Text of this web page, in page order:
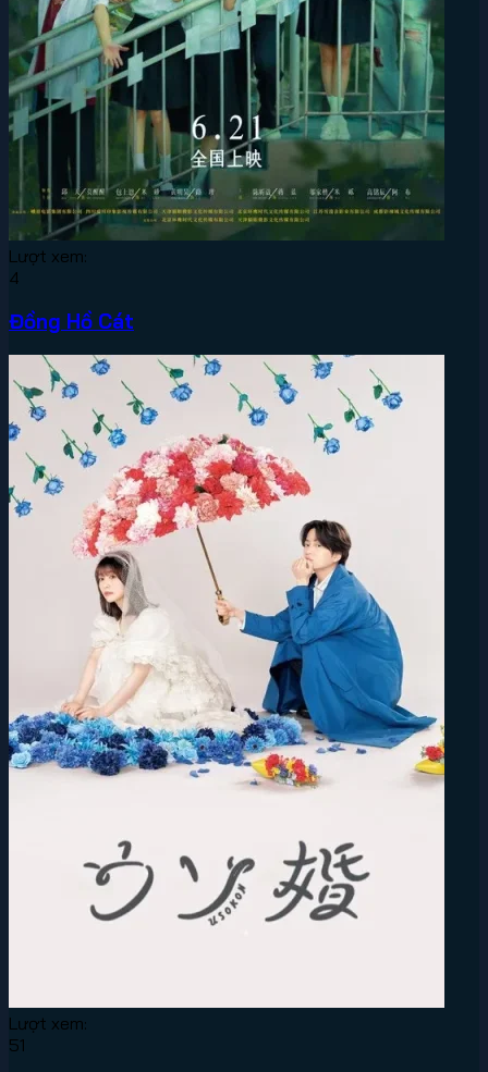
Lượt xem:
4
Đồng Hồ Cát
Lượt xem:
51